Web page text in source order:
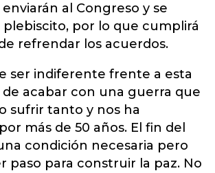
al Congreso y se
plebiscito, por lo que cumplirá
refrendar los acuerdos.
ser indiferente frente a esta
acabar con una guerra que
sufrir tanto y nos ha
más de 50 años. El fin del
condición necesaria pero
paso para construir la paz. No